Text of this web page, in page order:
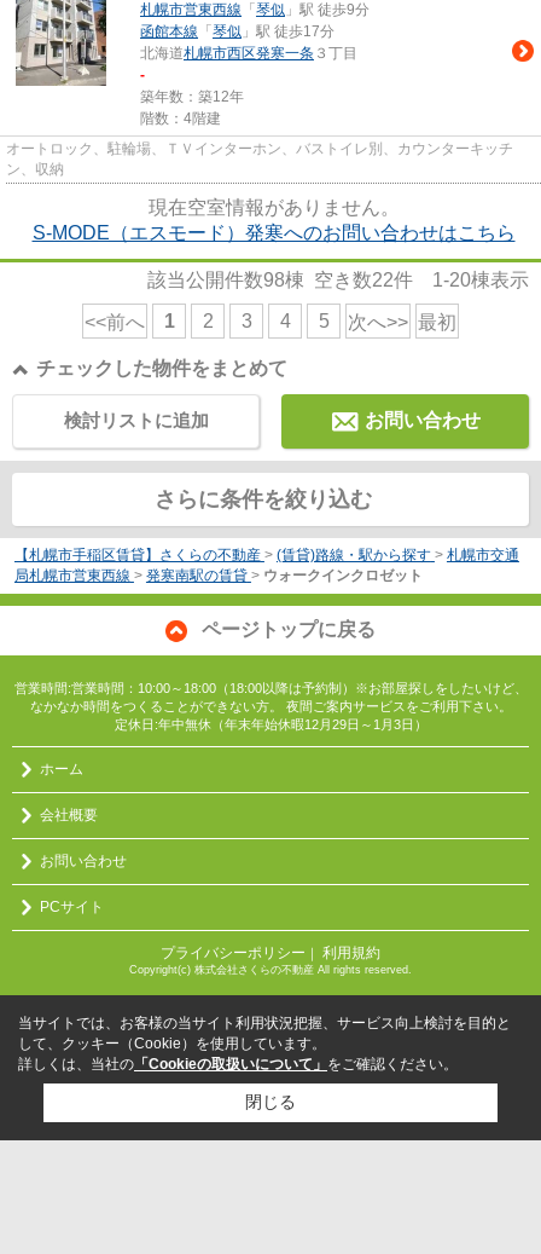
札幌市営東西線 「 琴似 」駅 徒歩9分
函館本線 「 琴似 」駅 徒歩17分
北海道札幌市西区発寒一条 ３丁目
-
築年数：築12年
階数：4階建
オートロック、駐輪場、ＴＶインターホン、バストイレ別、カウンターキッチ
ン、収納
現在空室情報がありません。
S-MODE（エスモード）発寒へのお問い合わせはこちら
該当公開件数98棟 空き数22件 1-20棟表示
<<前へ 1 2 3 4 5 次へ>> 最初
チェックした物件をまとめて
お問い合わせ
検討リストに追加
さらに条件を絞り込む
【札幌市手稲区賃貸】さくらの不動産 > (賃貸)路線・駅から探す > 札幌市交通
局札幌市営東西線 > 発寒南駅の賃貸 > ウォークインクロゼット
ページトップに戻る
営業時間:営業時間：10:00～18:00（18:00以降は予約制）※お部屋探しをしたいけど、
なかなか時間をつくることができない方。 夜間ご案内サービスをご利用下さい。
定休日:年中無休（年末年始休暇12月29日～1月3日）
ホーム
会社概要
お問い合わせ
PCサイト
プライバシーポリシー ｜ 利用規約
Copyright(c) 株式会社さくらの不動産 All rights reserved.
当サイトでは、お客様の当サイト利用状況把握、サービス向上検討を目的と
して、クッキー（Cookie）を使用しています。
詳しくは、当社の 「Cookieの取扱いについて」 をご確認ください。
閉じる